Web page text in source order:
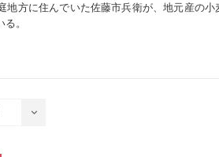
地方に住んでいた佐藤市兵衛が、地元産の
。